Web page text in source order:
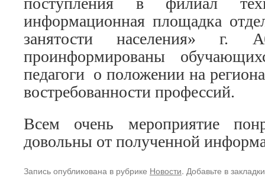
информационная площадка
занятости населения» г.
проинформированы
педагоги о положении на
востребованности профессий.
Всем очень мероприятие
довольны от полученной
Запись опубликована в рубрике Новости. Добавьте в